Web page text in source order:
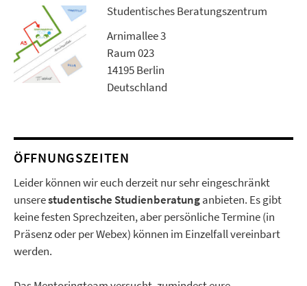
Studentisches Beratungszentrum
Arnimallee 3
Raum 023
14195 Berlin
Deutschland
ÖFFNUNGSZEITEN
Leider können wir euch derzeit nur sehr eingeschränkt
unserestudentische Studienberatunganbieten. Es gibt
keine festen Sprechzeiten, aber persönliche Termine (in
Präsenz oder per Webex) können im Einzelfall vereinbart
werden.